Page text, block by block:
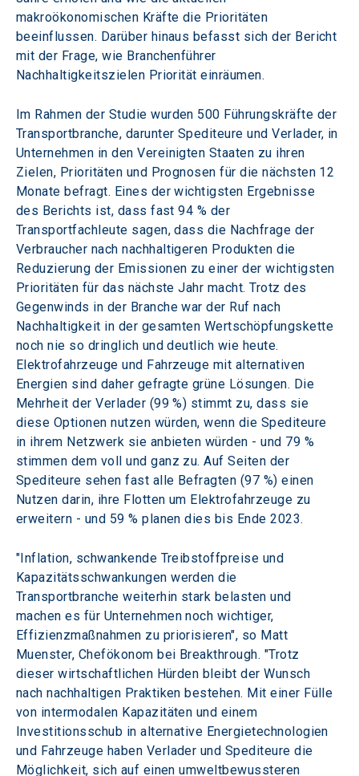
makroökonomischen Kräfte die Prioritäten
beeinflussen. Darüber hinaus befasst sich der Bericht
mit der Frage, wie Branchenführer
Nachhaltigkeitszielen Priorität einräumen.
Im Rahmen der Studie wurden 500 Führungskräfte der
Transportbranche, darunter Spediteure und Verlader, in
Unternehmen in den Vereinigten Staaten zu ihren
Zielen, Prioritäten und Prognosen für die nächsten 12
Monate befragt. Eines der wichtigsten Ergebnisse
des Berichts ist, dass fast 94 % der
Transportfachleute sagen, dass die Nachfrage der
Verbraucher nach nachhaltigeren Produkten die
Reduzierung der Emissionen zu einer der wichtigsten
Prioritäten für das nächste Jahr macht. Trotz des
Gegenwinds in der Branche war der Ruf nach
Nachhaltigkeit in der gesamten Wertschöpfungskette
noch nie so dringlich und deutlich wie heute.
Elektrofahrzeuge und Fahrzeuge mit alternativen
Energien sind daher gefragte grüne Lösungen. Die
Mehrheit der Verlader (99 %) stimmt zu, dass sie
diese Optionen nutzen würden, wenn die Spediteure
in ihrem Netzwerk sie anbieten würden - und 79 %
stimmen dem voll und ganz zu. Auf Seiten der
Spediteure sehen fast alle Befragten (97 %) einen
Nutzen darin, ihre Flotten um Elektrofahrzeuge zu
erweitern - und 59 % planen dies bis Ende 2023.
"Inflation, schwankende Treibstoffpreise und
Kapazitätsschwankungen werden die
Transportbranche weiterhin stark belasten und
machen es für Unternehmen noch wichtiger,
Effizienzmaßnahmen zu priorisieren", so Matt
Muenster, Chefökonom bei Breakthrough. "Trotz
dieser wirtschaftlichen Hürden bleibt der Wunsch
nach nachhaltigen Praktiken bestehen. Mit einer Fülle
von intermodalen Kapazitäten und einem
Investitionsschub in alternative Energietechnologien
und Fahrzeuge haben Verlader und Spediteure die
Möglichkeit, sich auf einen umweltbewussteren